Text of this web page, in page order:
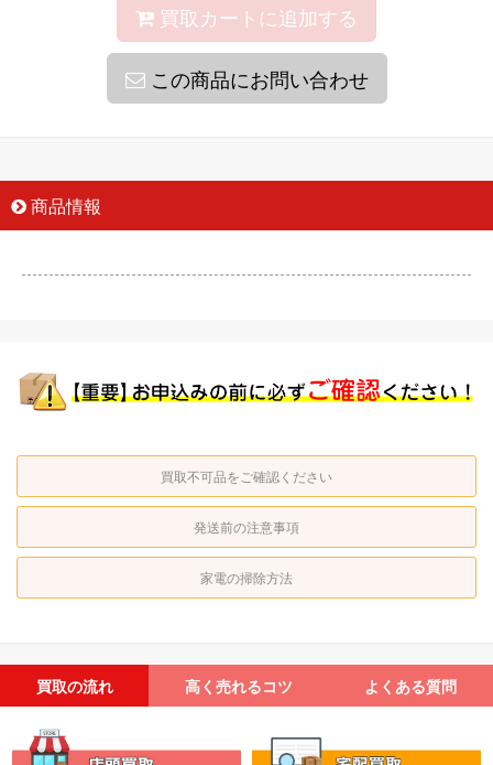
買取カートに追加する
この商品にお問い合わせ
商品情報
買取不可品をご確認ください
発送前の注意事項
家電の掃除方法
買取の流れ 高く売れるコツ よくある質問